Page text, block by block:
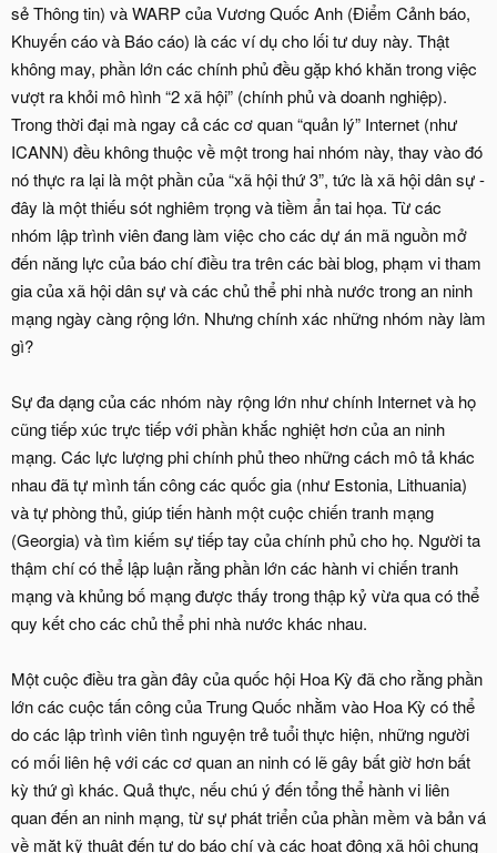
sẻ Thông tin) và WARP của Vương Quốc Anh (Điểm Cảnh báo,
Khuyến cáo và Báo cáo) là các ví dụ cho lối tư duy này. Thật
không may, phần lớn các chính phủ đều gặp khó khăn trong việc
vượt ra khỏi mô hình “2 xã hội” (chính phủ và doanh nghiệp).
Trong thời đại mà ngay cả các cơ quan “quản lý” Internet (như
ICANN) đều không thuộc về một trong hai nhóm này, thay vào đó
nó thực ra lại là một phần của “xã hội thứ 3”, tức là xã hội dân sự -
đây là một thiếu sót nghiêm trọng và tiềm ẩn tai họa. Từ các
nhóm lập trình viên đang làm việc cho các dự án mã nguồn mở
đến năng lực của báo chí điều tra trên các bài blog, phạm vi tham
gia của xã hội dân sự và các chủ thể phi nhà nước trong an ninh
mạng ngày càng rộng lớn. Nhưng chính xác những nhóm này làm
gì?
Sự đa dạng của các nhóm này rộng lớn như chính Internet và họ
cũng tiếp xúc trực tiếp với phần khắc nghiệt hơn của an ninh
mạng. Các lực lượng phi chính phủ theo những cách mô tả khác
nhau đã tự mình tấn công các quốc gia (như Estonia, Lithuania)
và tự phòng thủ, giúp tiến hành một cuộc chiến tranh mạng
(Georgia) và tìm kiếm sự tiếp tay của chính phủ cho họ. Người ta
thậm chí có thể lập luận rằng phần lớn các hành vi chiến tranh
mạng và khủng bố mạng được thấy trong thập kỷ vừa qua có thể
quy kết cho các chủ thể phi nhà nước khác nhau.
Một cuộc điều tra gần đây của quốc hội Hoa Kỳ đã cho rằng phần
lớn các cuộc tấn công của Trung Quốc nhằm vào Hoa Kỳ có thể
do các lập trình viên tình nguyện trẻ tuổi thực hiện, những người
có mối liên hệ với các cơ quan an ninh có lẽ gây bất giờ hơn bất
kỳ thứ gì khác. Quả thực, nếu chú ý đến tổng thể hành vi liên
quan đến an ninh mạng, từ sự phát triển của phần mềm và bản vá
về mặt kỹ thuật đến tự do báo chí và các hoạt động xã hội chung